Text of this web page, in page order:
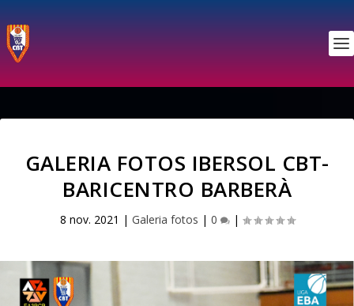
GALERIA FOTOS IBERSOL CBT-
BARICENTRO BARBERÀ
8 nov. 2021 | Galeria fotos | 0 |